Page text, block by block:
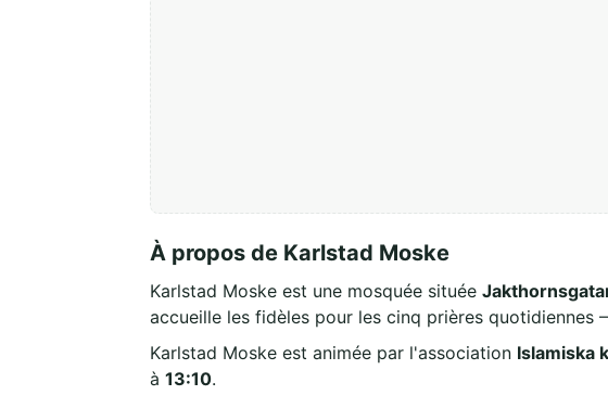
À propos de Karlstad Moske
Karlstad Moske est une mosquée située
accueille les fidèles pour les cinq prières
Karlstad Moske est animée par l'association Islamiska
à 13:10.